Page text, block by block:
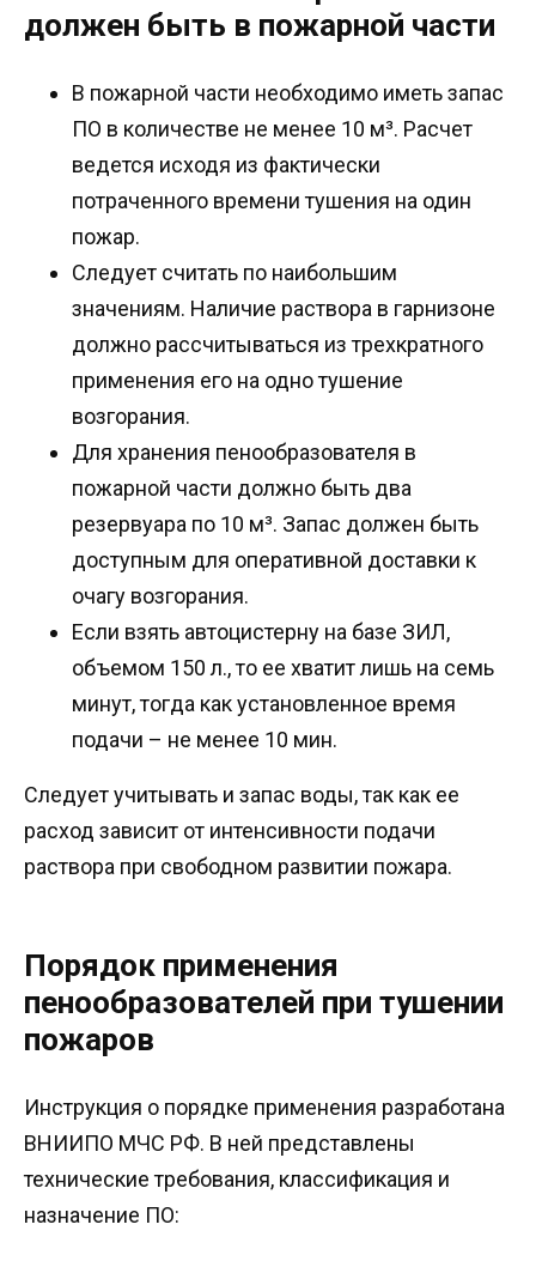
должен быть в пожарной части
В пожарной части необходимо иметь запас
ПО в количестве не менее 10 м³. Расчет
ведется исходя из фактически
потраченного времени тушения на один
пожар.
Следует считать по наибольшим
значениям. Наличие раствора в гарнизоне
должно рассчитываться из трехкратного
применения его на одно тушение
возгорания.
Для хранения пенообразователя в
пожарной части должно быть два
резервуара по 10 м³. Запас должен быть
доступным для оперативной доставки к
очагу возгорания.
Если взять автоцистерну на базе ЗИЛ,
объемом 150 л., то ее хватит лишь на семь
минут, тогда как установленное время
подачи – не менее 10 мин.
Следует учитывать и запас воды, так как ее
расход зависит от интенсивности подачи
раствора при свободном развитии пожара.
Порядок применения
пенообразователей при тушении
пожаров
Инструкция о порядке применения разработана
ВНИИПО МЧС РФ. В ней представлены
технические требования, классификация и
назначение ПО: